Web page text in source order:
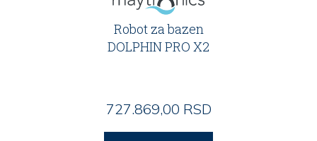
Robot za bazen
DOLPHIN PRO X2
727.869,00 RSD